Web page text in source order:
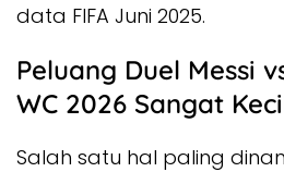
data FIFA Juni 2025.
Peluang Duel Messi
WC 2026 Sangat
Salah satu hal paling